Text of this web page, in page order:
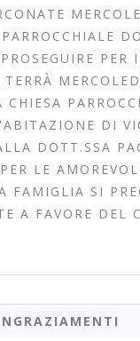
PER
CHIESA
DI
DOTT.SSA
LE
FAMIGLIA SI
A FAVORE DEL